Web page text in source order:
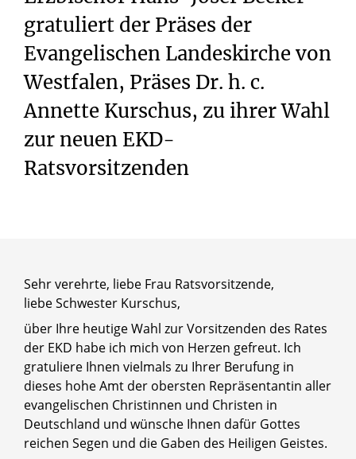
gratuliert der Präses der
Evangelischen Landeskirche von
Westfalen, Präses Dr. h. c.
Annette Kurschus, zu ihrer Wahl
zur neuen EKD-
Ratsvorsitzenden
Sehr verehrte, liebe Frau Ratsvorsitzende,
liebe Schwester Kurschus,
über Ihre heutige Wahl zur Vorsitzenden des Rates
der EKD habe ich mich von Herzen gefreut. Ich
gratuliere Ihnen vielmals zu Ihrer Berufung in
dieses hohe Amt der obersten Repräsentantin aller
evangelischen Christinnen und Christen in
Deutschland und wünsche Ihnen dafür Gottes
reichen Segen und die Gaben des Heiligen Geistes.